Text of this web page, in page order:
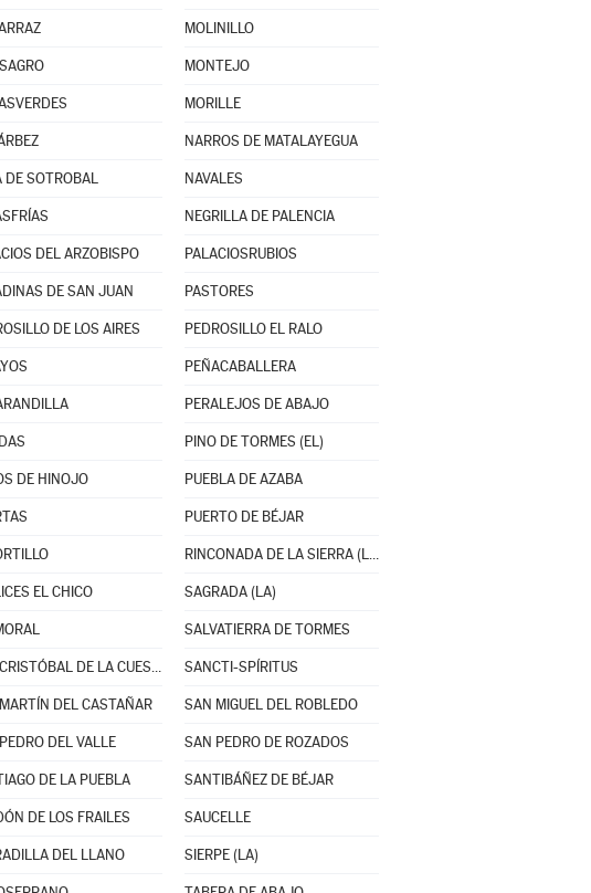
MOLINILLO
MONTEJO
MORILLE
NARROS DE MATALAYEGUA
DE SOTROBAL NAVALES
NEGRILLA DE PALENCIA
DEL ARZOBISPO PALACIOSRUBIOS
DE SAN JUAN PASTORES
DE LOS AIRES PEDROSILLO EL RALO
PEÑACABALLERA
PERALEJOS DE ABAJO
PINO DE TORMES (EL)
DE HINOJO PUEBLA DE AZABA
PUERTO DE BÉJAR
RINCONADA DE LA SIERRA (LA)
EL CHICO SAGRADA (LA)
SALVATIERRA DE TORMES
SAN CRISTÓBAL DE LA CUESTA SANCTI-SPÍRITUS
DEL CASTAÑAR SAN MIGUEL DEL ROBLEDO
DEL VALLE SAN PEDRO DE ROZADOS
DE LA PUEBLA SANTIBÁÑEZ DE BÉJAR
DE LOS FRAILES SAUCELLE
DEL LLANO SIERPE (LA)